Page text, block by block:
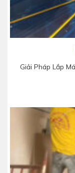
Giải Pháp Lắp